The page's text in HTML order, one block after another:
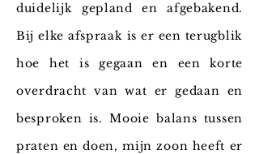
duidelijk gepland en afgebakend.
Bij elke afspraak is er een terugblik
hoe het is gegaan en een korte
overdracht van wat er gedaan en
besproken is. Mooie balans tussen
praten en doen, mijn zoon heeft er